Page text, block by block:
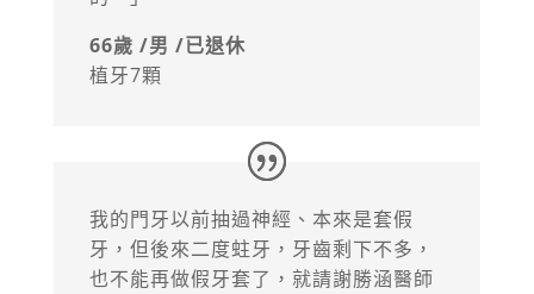
66歲 /男 /已退休
植牙7顆
我的門牙以前抽過神經、本來是套假
牙，但後來二度蛀牙，牙齒剩下不多，
也不能再做假牙套了，就請謝勝涵醫師